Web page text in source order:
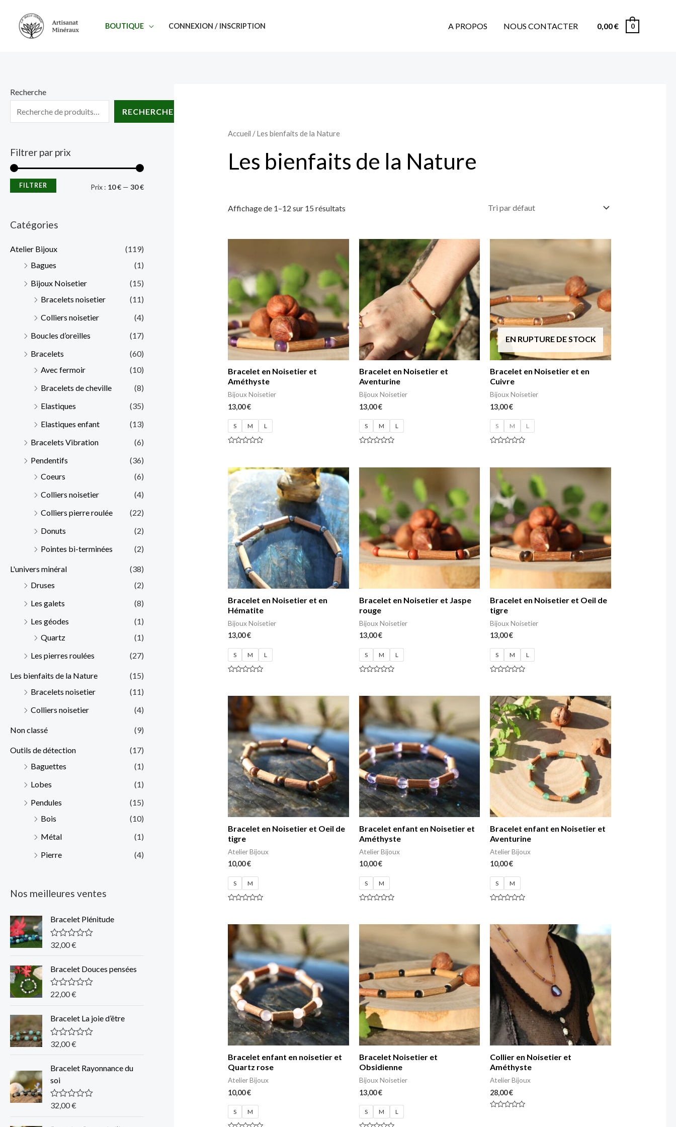
contenu
BOUTIQUE CONNEXION / INSCRIPTION A PROPOS NOUS CONTACTER 0,00€ 0
Recherche
RECHERCHE
Filtrer par prix
PP
FILTRER Prix : 10 € — 30 €
Catégories
Atelier Bijoux
(119)
Bagues
(1)
Bijoux Noisetier
(15)
Bracelets noisetier
(11)
Colliers noisetier
(4)
Boucles d’oreilles
(17)
Bracelets
(60)
Avec fermoir
(10)
Bracelets de cheville
(8)
Elastiques
(35)
Elastiques enfant
(13)
Bracelets Vibration
(6)
Pendentifs
(36)
Coeurs
(6)
Colliers noisetier
(4)
Colliers pierre roulée
(22)
Donuts
(2)
Pointes bi-terminées
(2)
L'univers minéral
(38)
Druses
(2)
Les galets
(8)
Les géodes
(1)
Quartz
(1)
Les pierres roulées
(27)
Les bienfaits de la Nature
(15)
Bracelets noisetier
(11)
Colliers noisetier
(4)
Non classé (9)
Outils de détection
(17)
Baguettes
(1)
Lobes
(1)
Pendules
(15)
Bois
(10)
Métal
(1)
Pierre
(4)
Nos meilleures ventes
Bracelet Plénitude
N
e
0
s
u
32,00€
Bracelet Douces pensées
N
e
s
u
22,00€
Bracelet La joie d’être
N
e
s
u
r
5
32,00€
Bracelet Rayonnance du
soi
N
32,00€
Accueil / Les bienfaits de la Nature
Les bienfaits de la Nature
Affichage de 1–12 sur 15 résultats
Bracelet en Noisetier et
Améthyste
Bijoux Noisetier
13,00€
S M L
5
Bracelet en Noisetier et
Aventurine
Bijoux Noisetier
13,00€
S M L
EN RUPTURE DE STOCK
Bracelet en Noisetier et en
Cuivre
Bijoux Noisetier
13,00€
S M L
Bracelet en Noisetier et en
Hématite
Bijoux Noisetier
13,00€
S M L
Bracelet en Noisetier et Jaspe
rouge
Bijoux Noisetier
13,00€
S M L
5
Bracelet en Noisetier et Oeil de
tigre
Bijoux Noisetier
13,00€
S M L
5
Bracelet en Noisetier et Oeil de
tigre
Atelier Bijoux
10,00€
S M
Bracelet enfant en Noisetier et
Améthyste
Atelier Bijoux
10,00€
S M
Bracelet enfant en Noisetier et
Aventurine
Atelier Bijoux
10,00€
S M
5
Bracelet enfant en noisetier et
Quartz rose
Atelier Bijoux
10,00€
S M
Bracelet Noisetier et
Obsidienne
Bijoux Noisetier
13,00€
S M L
Collier en Noisetier et
Améthyste
Atelier Bijoux
28,00€